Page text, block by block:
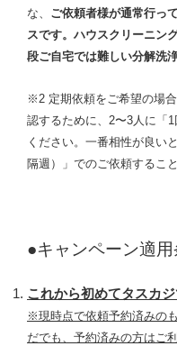
な、 ご依頼者様が通常行っ
スです。ハウスクリーニン
段ご自宅では難しい分解洗
※2 定期依頼をご希望の場
認するために、2〜3人に「
ください。一番相性が良い
隔週）」でのご依頼するこ
●キャンペーン適
これから初めてタスカ
※現時点で依頼予約済みの
だでも、予約済みの方はご